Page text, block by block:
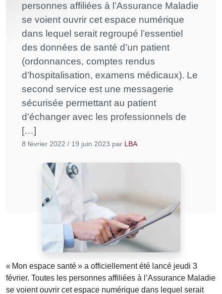
personnes affiliées à l’Assurance Maladie
se voient ouvrir cet espace numérique
dans lequel serait regroupé l’essentiel
des données de santé d’un patient
(ordonnances, comptes rendus
d’hospitalisation, examens médicaux). Le
second service est une messagerie
sécurisée permettant au patient
d’échanger avec les professionnels de
[…]
8 février 2022 / 19 juin 2023 par LBA
« Mon espace santé » a officiellement été lancé jeudi 3
février. Toutes les personnes affiliées à l’Assurance Maladie
se voient ouvrir cet espace numérique dans lequel serait